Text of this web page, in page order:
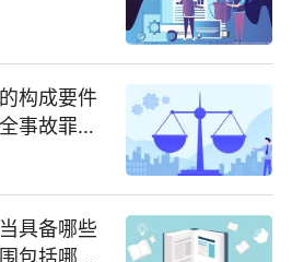
构成要件
事故罪的
具备哪些
包括哪